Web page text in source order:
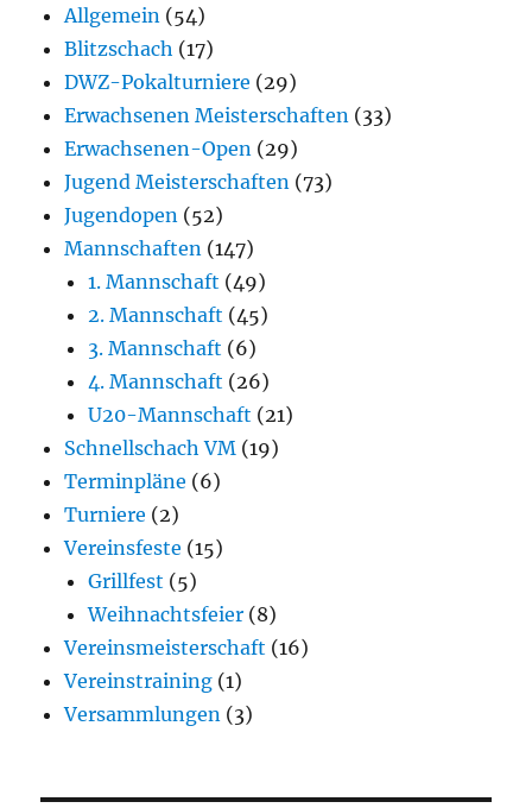
Allgemein (54)
Blitzschach (17)
DWZ-Pokalturniere (29)
Erwachsenen Meisterschaften (33)
Erwachsenen-Open (29)
Jugend Meisterschaften (73)
Jugendopen (52)
Mannschaften (147)
1. Mannschaft (49)
2. Mannschaft (45)
3. Mannschaft (6)
4. Mannschaft (26)
U20-Mannschaft (21)
Schnellschach VM (19)
Terminpläne (6)
Turniere (2)
Vereinsfeste (15)
Grillfest (5)
Weihnachtsfeier (8)
Vereinsmeisterschaft (16)
Vereinstraining (1)
Versammlungen (3)